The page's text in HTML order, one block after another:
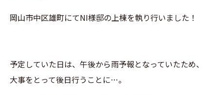
岡山市中区雄町にてNI様邸の上棟を執り行いました！
予定していた日は、午後から雨予報となっていたため、
大事をとって後日行うことに…。